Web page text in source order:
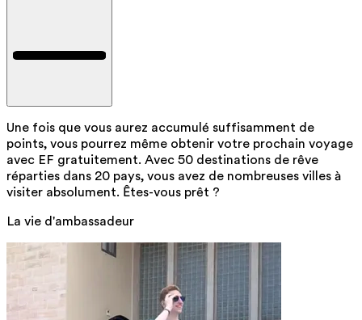
Une fois que vous aurez accumulé suffisamment de
points, vous pourrez même obtenir votre prochain voyage
avec EF gratuitement. Avec 50 destinations de rêve
réparties dans 20 pays, vous avez de nombreuses villes à
visiter absolument. Êtes-vous prêt ?
La vie d'ambassadeur